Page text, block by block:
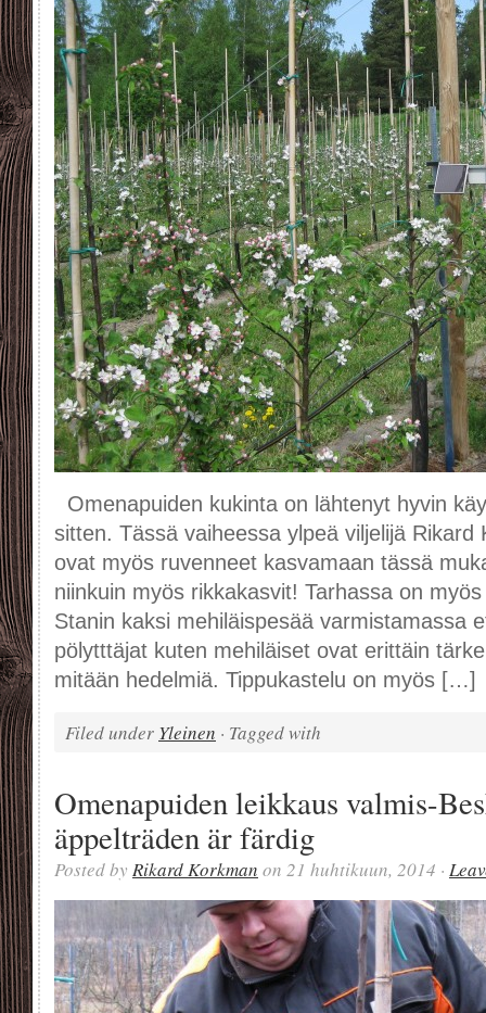
Omenapuiden kukinta on lähtenyt hyvin
sitten. Tässä vaiheessa ylpeä viljelijä Rikard
ovat myös ruvenneet kasvamaan tässä
niinkuin myös rikkakasvit! Tarhassa on
Stanin kaksi mehiläispesää varmistamassa
pölytttäjat kuten mehiläiset ovat erittäin
mitään hedelmiä. Tippukastelu on myös […]
Filed under Yleinen · Tagged with
Omenapuiden leikkaus valmis-
äppelträden är färdig
Posted by Rikard Korkman on 21 huhtikuun, 2014 ·